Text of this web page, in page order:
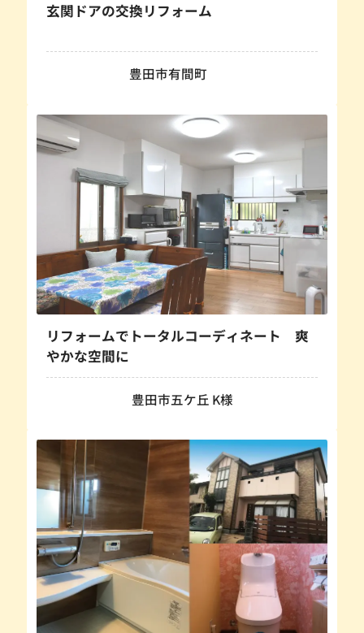
玄関ドアの交換リフォーム
豊田市有間町
リフォームでトータルコーディネート 爽
やかな空間に
豊田市五ケ丘 K様